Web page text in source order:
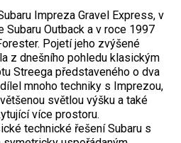
Impreza Gravel Express, v
Subaru Outback a v roce 1997
Pojetí jeho zvýšené
z dnešního pohledu klasickým
Streega představeného o dva
mnoho techniky s Imprezou,
světlou výšku a také
více prostoru.
technické řešení Subaru s